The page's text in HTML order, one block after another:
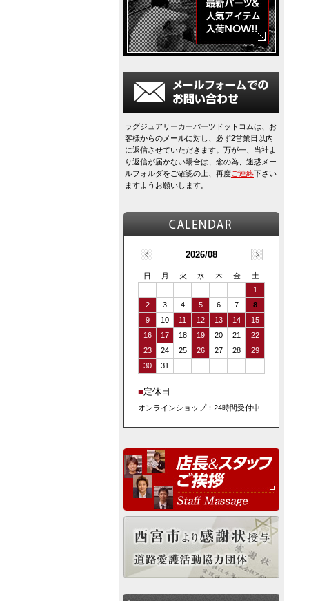
ラグジュアリーカーパーツドットコムは、お
客様からのメールに対し、必ず2営業日以内
に返信させていただきます。万が一、当社よ
り返信が届かない場合は、念の為、迷惑メー
ルフォルダをご確認の上、再度ご連絡下さい
ますようお願いします。
2026/08
日 月 火 水 木 金
土
1
2
3 4 5 6 7
8
9
10 11 12 13 14
15
16
17 18 19 20 21
22
23
24 25 26 27 28
29
30
31
■定休日
オンラインショップ：24時間受付中